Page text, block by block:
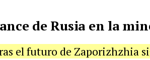
de Rusia en la
el futuro de Zaporizhzhia